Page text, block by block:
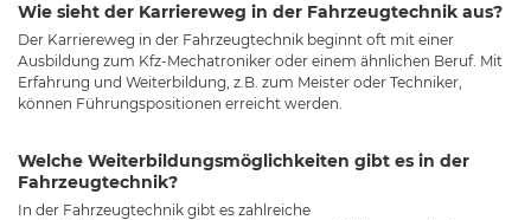
Wie sieht der Karriereweg in der Fahrzeugtechnik aus?
Der Karriereweg in der Fahrzeugtechnik beginnt oft mit einer
Ausbildung zum Kfz-Mechatroniker oder einem ähnlichen Beruf. Mit
Erfahrung und Weiterbildung, z.B. zum Meister oder Techniker,
können Führungspositionen erreicht werden.
Welche Weiterbildungsmöglichkeiten gibt es in der
Fahrzeugtechnik?
In der Fahrzeugtechnik gibt es zahlreiche